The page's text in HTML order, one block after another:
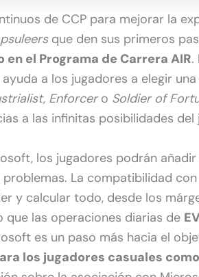
de CCP para mejorar la
que den sus primeros
el Programa de Carrera AIR.
a los jugadores a elegir
Enforcero Soldier of
a las infinitas posibilidades del
los jugadores podrán
La compatibilidad
y calcular todo, desde los
que las operaciones diarias de
es un paso más hacia el
los jugadores casuales